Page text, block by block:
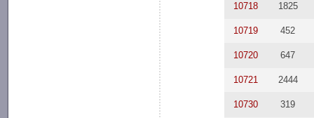
10718 1825
10719 452
10720 647
10721 2444
10730 319